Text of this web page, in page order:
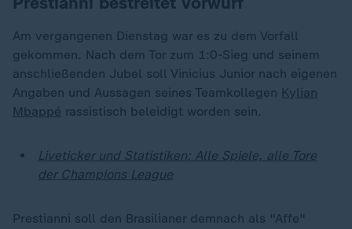
Am vergangenen Dienstag war es zu dem Vorfall
gekommen. Nach dem Tor zum 1:0-Sieg und seinem
anschließenden Jubel soll Vinicius Junior nach eigenen
Angaben und Aussagen seines Teamkollegen Kylian
Mbappé rassistisch beleidigt worden sein.
Liveticker und Statistiken: Alle Spiele, alle Tore
der Champions League
Prestianni soll den Brasilianer demnach als "Affe"